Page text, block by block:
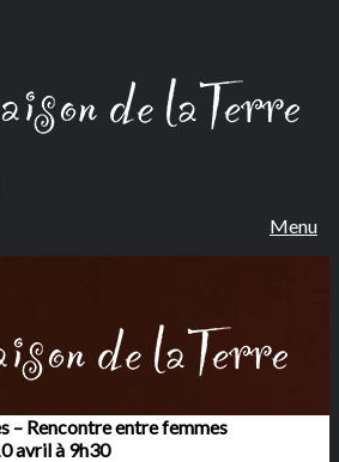
Menu
– Rencontre entre femmes
avril à 9h30